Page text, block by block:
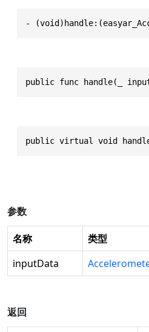
-
public func handle(_
public virtual void
参数
名称 类型
inputData
返回